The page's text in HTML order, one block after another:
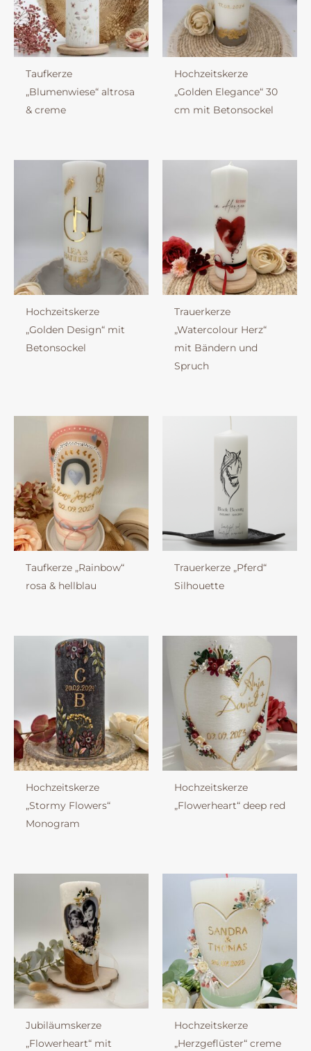
Taufkerze
„Blumenwiese“ altrosa
& creme
Hochzeitskerze
„Golden Elegance“ 30
cm mit Betonsockel
Hochzeitskerze
„Golden Design“ mit
Betonsockel
Trauerkerze
„Watercolour Herz“
mit Bändern und
Spruch
Taufkerze „Rainbow“
rosa & hellblau
Trauerkerze „Pferd“
Silhouette
Hochzeitskerze
„Stormy Flowers“
Monogram
Hochzeitskerze
„Flowerheart“ deep red
Jubiläumskerze
„Flowerheart“ mit
Hochzeitskerze
„Herzgeflüster“ creme